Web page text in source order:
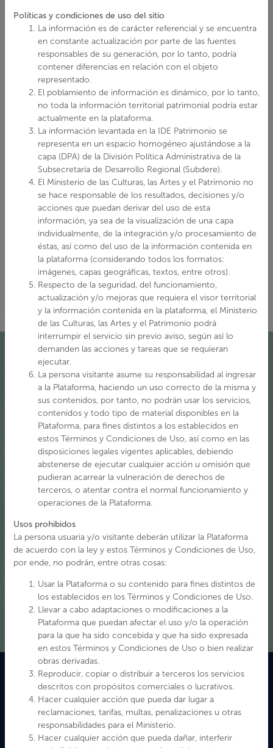
Quiénes somos
La puesta en marcha del Ministerio de las Culturas, las Artes
y el Patrimonio en 2018 a partir de la Ley 21.045, nos invita a
una integración de los registros relacionados con el
patrimonio cultural y natural, que se manifiesta en esta
plataforma digital a través del trabajo técnico de la Mesa IDE
Patrimonio, conformada actualmente por equipos tanto del
Servicio Nacional del Patrimonio Cultural como de las
subsecretarías del Patrimonio Cultural y de las Culturas y las
Artes y sus representantes regionales, considerando los
lineamientos estratégicos entregados por el Sistema Nacional
de Información Territorial, SNIT – IDE Chile y coordinada por
Ver Mas
Políticas y condiciones de uso del sitio
La información es de carácter referencial y se encuentra
en constante actualización por parte de las fuentes
responsables de su generación, por lo tanto, podría
contener diferencias en relación con el objeto
representado.
El poblamiento de información es dinámico, por lo tanto,
no toda la información territorial patrimonial podría estar
actualmente en la plataforma.
La información levantada en la IDE Patrimonio se
representa en un espacio homogéneo ajustándose a la
capa (DPA) de la División Política Administrativa de la
Subsecretaría de Desarrollo Regional (Subdere).
El Ministerio de las Culturas, las Artes y el Patrimonio no
se hace responsable de los resultados, decisiones y/o
acciones que puedan derivar del uso de esta
información, ya sea de la visualización de una capa
individualmente, de la integración y/o procesamiento de
éstas, así como del uso de la información contenida en
la plataforma (considerando todos los formatos:
imágenes, capas geográficas, textos, entre otros).
Respecto de la seguridad, del funcionamiento,
actualización y/o mejoras que requiera el visor territorial
y la información contenida en la plataforma, el Ministerio
de las Culturas, las Artes y el Patrimonio podrá
interrumpir el servicio sin previo aviso, según así lo
demanden las acciones y tareas que se requieran
ejecutar.
La persona visitante asume su responsabilidad al ingresar
a la Plataforma, haciendo un uso correcto de la misma y
sus contenidos, por tanto, no podrán usar los servicios,
contenidos y todo tipo de material disponibles en la
Plataforma, para fines distintos a los establecidos en
estos Términos y Condiciones de Uso, así como en las
disposiciones legales vigentes aplicables, debiendo
abstenerse de ejecutar cualquier acción u omisión que
pudieran acarrear la vulneración de derechos de
terceros, o atentar contra el normal funcionamiento y
operaciones de la Plataforma.
Usos prohibidos
La persona usuaria y/o visitante deberán utilizar la Plataforma
de acuerdo con la ley y estos Términos y Condiciones de Uso,
por ende, no podrán, entre otras cosas:
Usar la Plataforma o su contenido para fines distintos de
los establecidos en los Términos y Condiciones de Uso.
Llevar a cabo adaptaciones o modificaciones a la
Plataforma que puedan afectar el uso y/o la operación
para la que ha sido concebida y que ha sido expresada
en estos Términos y Condiciones de Uso o bien realizar
obras derivadas.
Reproducir, copiar o distribuir a terceros los servicios
descritos con propósitos comerciales o lucrativos.
Hacer cualquier acción que pueda dar lugar a
reclamaciones, tarifas, multas, penalizaciones u otras
responsabilidades para el Ministerio.
Hacer cualquier acción que pueda dañar, interferir